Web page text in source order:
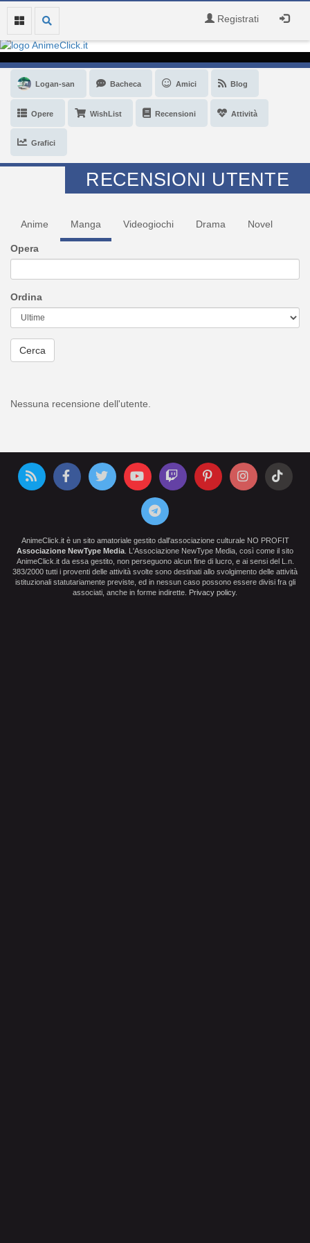
Registrati
Logan-san Bacheca Amici Blog
Opere WishList Recensioni Attività
Grafici
RECENSIONI UTENTE
Anime Manga Videogiochi Drama Novel
Opera
Ordina
Cerca
Nessuna recensione dell'utente.
AnimeClick.it è un sito amatoriale gestito dall'associazione culturale NO PROFIT
Associazione NewType Media . L'Associazione NewType Media, così come il sito
AnimeClick.it da essa gestito, non perseguono alcun fine di lucro, e ai sensi del L.n.
383/2000 tutti i proventi delle attività svolte sono destinati allo svolgimento delle attività
istituzionali statutariamente previste, ed in nessun caso possono essere divisi fra gli
associati, anche in forme indirette.
Privacy policy.